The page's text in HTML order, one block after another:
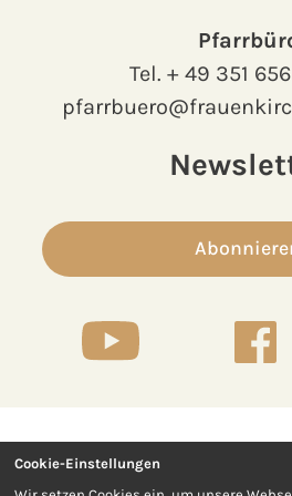
Tel. + 49 351
Kontakt
Cookie-Einstellungen